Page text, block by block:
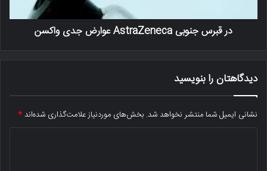
در قبرس جنوبی AstraZeneca عوارض جدی واکسن
دیدگاهتان را بنویسید
نشانی ایمیل شما منتشر نخواهد شد. بخش‌های موردنیاز علامت‌گذاری شده‌اند*